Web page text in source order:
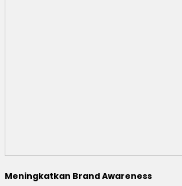
Meningkatkan Brand Awareness